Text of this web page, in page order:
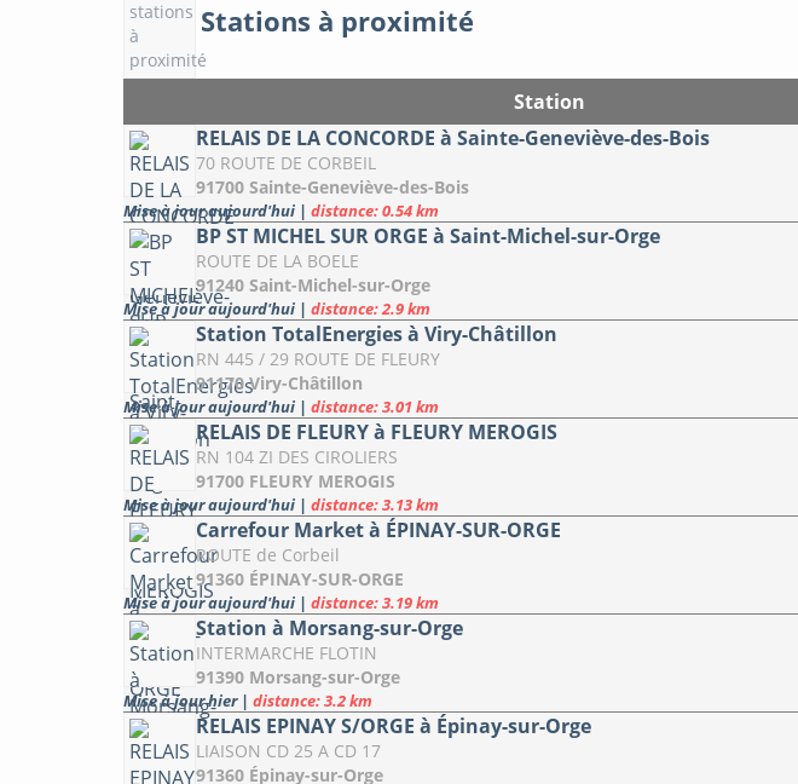
Stations à proximité
Station
RELAIS DE LA CONCORDE à Sainte-Geneviève-des-Bois
70 ROUTE DE CORBEIL
91700 Sainte-Geneviève-des-Bois
Mise à jour aujourd'hui | distance: 0.54 km
BP ST MICHEL SUR ORGE à Saint-Michel-sur-Orge
ROUTE DE LA BOELE
91240 Saint-Michel-sur-Orge
Mise à jour aujourd'hui | distance: 2.9 km
Station TotalEnergies à Viry-Châtillon
RN 445 / 29 ROUTE DE FLEURY
91170 Viry-Châtillon
Mise à jour aujourd'hui | distance: 3.01 km
RELAIS DE FLEURY à FLEURY MEROGIS
RN 104 ZI DES CIROLIERS
91700 FLEURY MEROGIS
Mise à jour aujourd'hui | distance: 3.13 km
Carrefour Market à ÉPINAY-SUR-ORGE
ROUTE de Corbeil
91360 ÉPINAY-SUR-ORGE
Mise à jour aujourd'hui | distance: 3.19 km
Station à Morsang-sur-Orge
INTERMARCHE FLOTIN
91390 Morsang-sur-Orge
Mise à jour hier | distance: 3.2 km
RELAIS EPINAY S/ORGE à Épinay-sur-Orge
LIAISON CD 25 A CD 17
91360 Épinay-sur-Orge